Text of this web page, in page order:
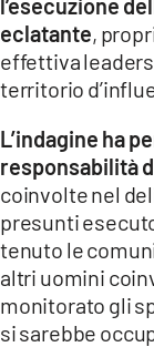
eclatante,
effettiva
territorio
L’indagine ha
responsabilità
coinvolte nel
presunti
tenuto le
altri uomini
monitorato gli
si sarebbe